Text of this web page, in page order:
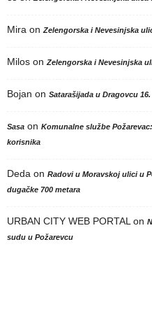
Mira on Zelengorska i Nevesinjska
Milos on Zelengorska i Nevesinjska
Bojan on Satarašijada u Dragovcu
Sasa on Komunalne službe
korisnika
Deda on Radovi u Moravskoj ulici u
dugačke 700 metara
URBAN CITY WEB PORTAL on
sudu u Požarevcu